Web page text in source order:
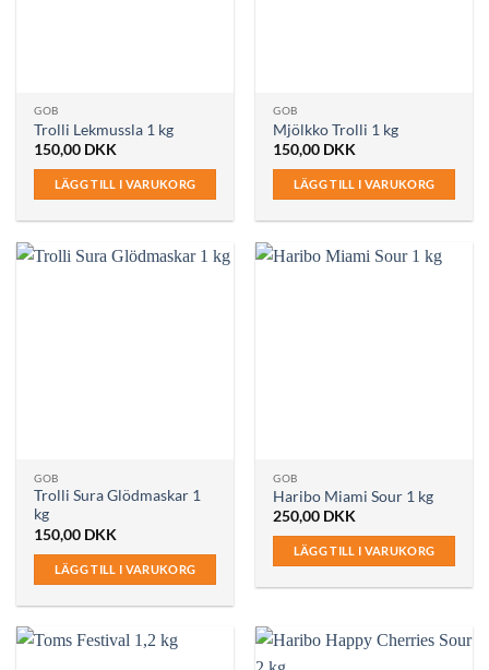
GOB
Trolli Lekmussla 1 kg
150,00 DKK
LÄGG TILL I VARUKORG
GOB
Mjölkko Trolli 1 kg
150,00 DKK
LÄGG TILL I VARUKORG
GOB
Trolli Sura Glödmaskar 1
kg
150,00 DKK
LÄGG TILL I VARUKORG
GOB
Haribo Miami Sour 1 kg
250,00 DKK
LÄGG TILL I VARUKORG